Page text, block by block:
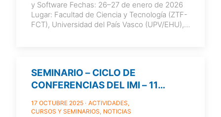
y Software Fechas: 26–27 de enero de 2026
Lugar: Facultad de Ciencia y Tecnología (ZTF-
FCT), Universidad del País Vasco (UPV/EHU),
SEMINARIO – CICLO DE
CONFERENCIAS DEL IMI – 11
17 OCTUBRE 2025
ACTIVIDADES
CURSOS Y SEMINARIOS NOTICIAS